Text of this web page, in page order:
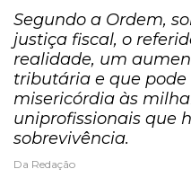
Segundo a Ordem,
justiça fiscal, o
realidade, um
tributária e que
misericórdia às
uniprofissionais que
sobrevivência.
Da Redação